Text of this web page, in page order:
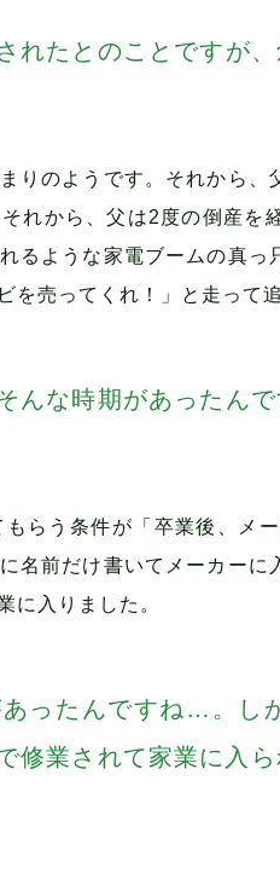
たとのことですが
りのようです。それから
れから、父は2度の倒産
るような家電ブームの真
を売ってくれ！」と走って
な時期があったん
らう条件が「卒業後、メ
名前だけ書いてメーカー
に入りました。
ったんですね…。し
業されて家業に入